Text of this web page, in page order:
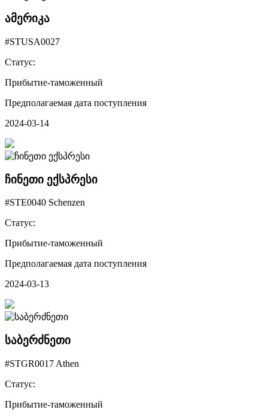
ამერიკა
#STUSA0027
Статус:
Прибытие-таможенный
Предполагаемая дата поступления
2024-03-14
ჩინეთი ექსპრესი
#STE0040 Schenzen
Статус:
Прибытие-таможенный
Предполагаемая дата поступления
2024-03-13
საბერძნეთი
#STGR0017 Athen
Статус:
Прибытие-таможенный